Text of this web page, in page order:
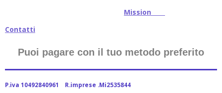
Mission
Contatti
Puoi pagare con il tuo metodo preferito
P.iva 10492840961 R.imprese .Mi2535844